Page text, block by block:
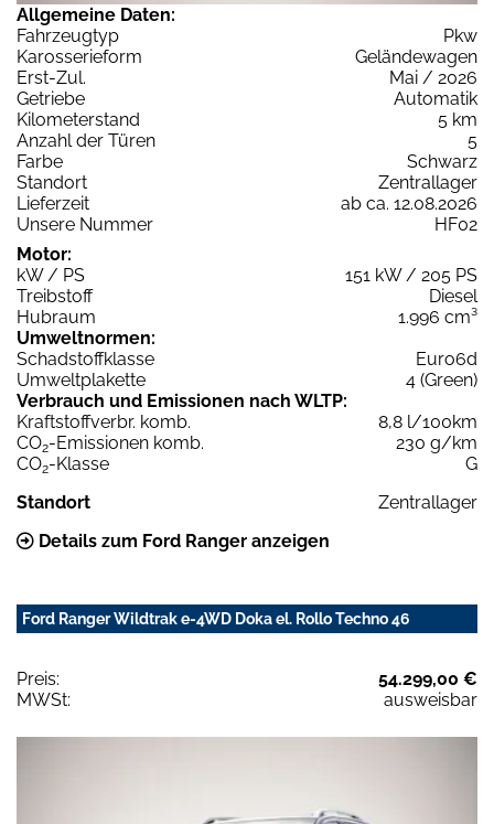
Allgemeine Daten:
Fahrzeugtyp
Pkw
Karosserieform
Geländewagen
Erst-Zul.
Mai / 2026
Getriebe
Automatik
Kilometerstand
5 km
Anzahl der Türen
5
Farbe
Schwarz
Standort
Zentrallager
Lieferzeit
ab ca. 12.08.2026
Unsere Nummer
HF02
Motor:
kW / PS
151 kW / 205 PS
Treibstoff
Diesel
Hubraum
1.996 cm³
Umweltnormen:
Schadstoffklasse
Euro6d
Umweltplakette
4 (Green)
Verbrauch und Emissionen nach WLTP:
Kraftstoffverbr. komb.
8,8 l/100km
CO2-Emissionen komb.
230 g/km
CO2-Klasse
G
Standort
Zentrallager
Details zum Ford Ranger anzeigen
Ford Ranger Wildtrak e-4WD Doka el. Rollo Techno 46
Preis:
54.299,00 €
MWSt:
ausweisbar